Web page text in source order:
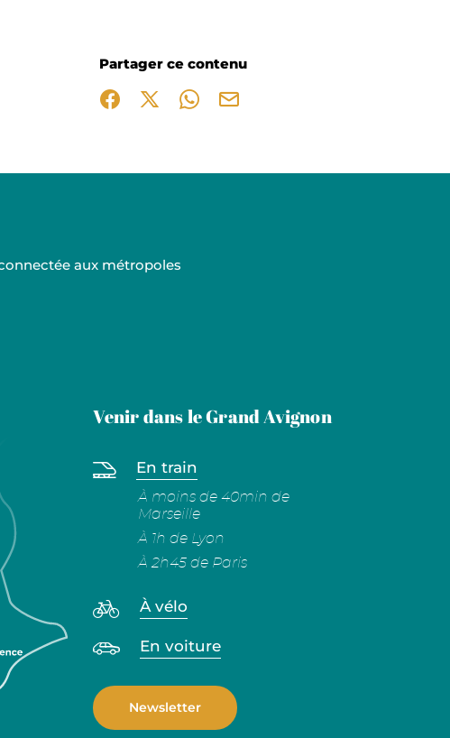
Partager ce contenu
Partager sur Facebook (nouvelle fenêtre)
Partager sur X / Twitter (nouvelle fenêtre)
Partager sur WhatsApp
Partager par mail
aux métropoles
Venir dans le Grand Avignon
En train
À moins de 40min de
Marseille
À 1h de Lyon
À 2h45 de Paris
À vélo
En voiture
Newsletter